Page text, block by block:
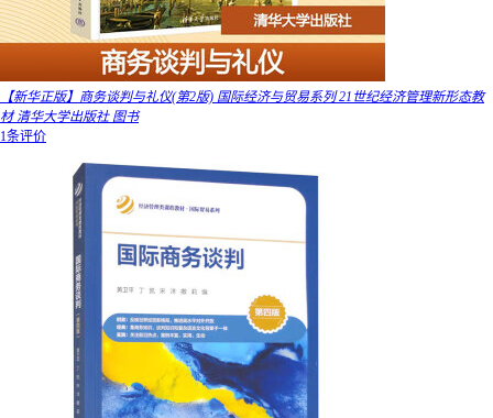
【新华正版】商务谈判与礼仪(第2版) 国际经济与贸易系列 21世纪经济管理新形态教
材 清华大学出版社 图书
1条评价